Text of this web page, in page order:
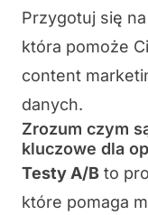
Przygotuj się
która pomoże
content
danych.
Zrozum czym
kluczowe dla
Testy A/B to
które pomaga